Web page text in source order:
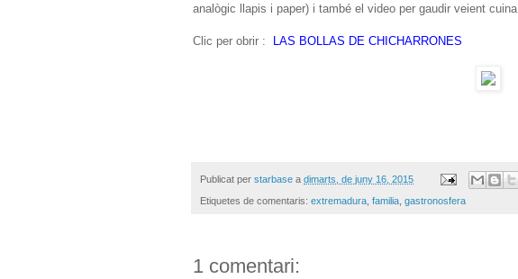
analògic llapis i paper) i també el video per gaudir veient
Clic per obrir : LAS BOLLAS DE CHICHARRONES
Publicat per starbase a dimarts, de juny 16, 2015
Etiquetes de comentaris: extremadura familia gastronosfera
1 comentari: